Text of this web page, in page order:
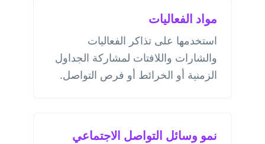
مواد الفعاليات
استخدمها على تذاكر الفعاليات
والشارات واللافتات لمشاركة الجداول
الزمنية أو الخرائط أو فرص التواصل.
نمو وسائل التواصل الاجتماعي